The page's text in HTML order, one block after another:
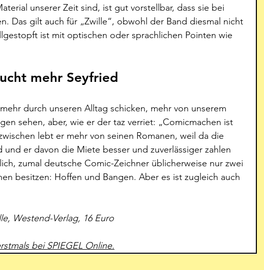
unserer Zeit sind, ist gut vorstellbar, dass sie bei
Das gilt auch für „Zwille“, obwohl der Band diesmal nicht
ist mit optischen oder sprachlichen Pointen wie
mehr Seyfried
durch unseren Alltag schicken, mehr von unserem
sehen, aber, wie er der taz verriet: „Comicmachen ist
lebt er mehr von seinen Romanen, weil da die
und er davon die Miete besser und zuverlässiger zahlen
zumal deutsche Comic-Zeichner üblicherweise nur zwei
besitzen: Hoffen und Bangen. Aber es ist zugleich auch
Westend-Verlag, 16 Euro
bei SPIEGEL Online.